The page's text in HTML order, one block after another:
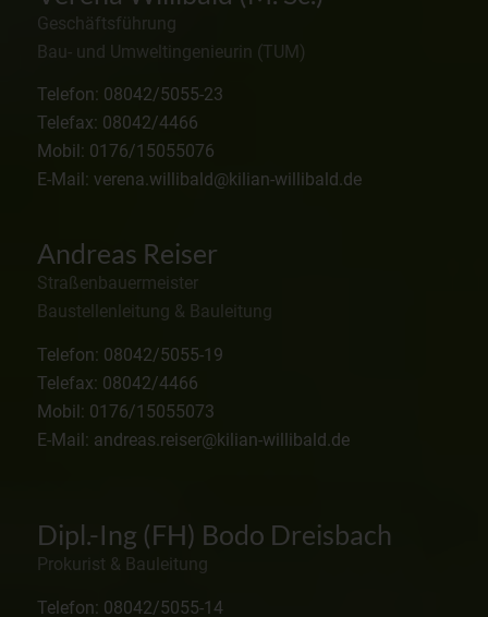
Geschäftsführung
Bau- und Umweltingenieurin (TUM)
Telefon: 08042/5055-23
Telefax: 08042/4466
Mobil: 0176/15055076
E-Mail: verena.willibald@kilian-willibald.de
Andreas Reiser
Straßenbauermeister
Baustellenleitung & Bauleitung
Telefon: 08042/5055-19
Telefax: 08042/4466
Mobil: 0176/15055073
E-Mail: andreas.reiser@kilian-willibald.de
Dipl.-Ing (FH) Bodo Dreisbach
Prokurist & Bauleitung
Telefon: 08042/5055-14